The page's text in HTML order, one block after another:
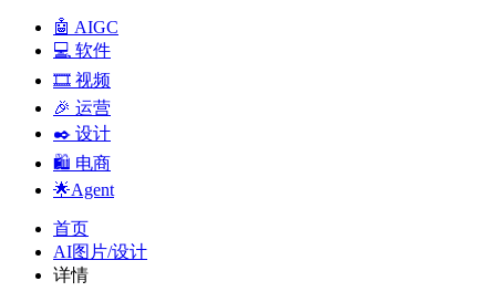
🤖 AIGC
💻️ 软件
🎞️ 视频
🎉 运营
✒️ 设计
🛍️ 电商
🌟Agent
首页
AI图片/设计
详情